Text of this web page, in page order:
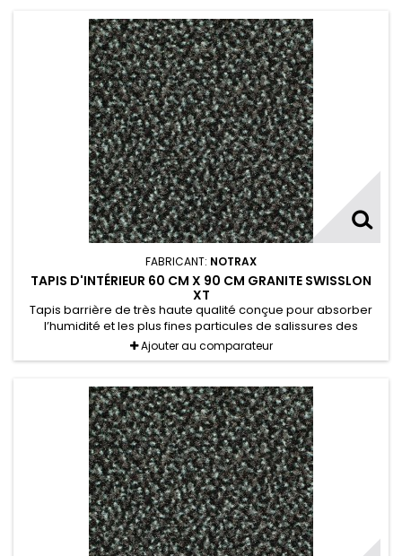
FABRICANT: NOTRAX
TAPIS D'INTÉRIEUR 60 CM X 90 CM GRANITE SWISSLON
XT
Tapis barrière de très haute qualité conçue pour absorber
l’humidité et les plus fines particules de salissures des
chaussures.
Ajouter au comparateur